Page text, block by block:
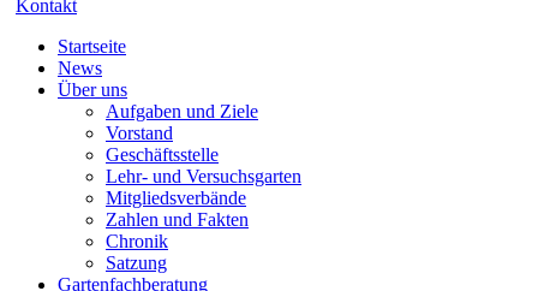
Kontakt
Startseite
News
Über uns
Aufgaben und Ziele
Vorstand
Geschäftsstelle
Lehr- und Versuchsgarten
Mitgliedsverbände
Zahlen und Fakten
Chronik
Satzung
Gartenfachberatung